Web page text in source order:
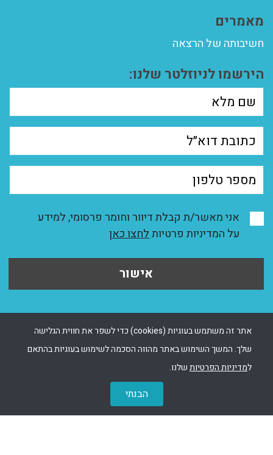
מאמרים
חשיבותה של הרצאה
הירשמו לניוזלטר שלנו:
אני מאשר/ת קבלת דיוור וחומר פרסומי, למידע
על המדיניות פרטיותלחצו כאן
אישור
אתר זה משתמש בעוגיות (cookies) כדי לשפר את חווית הגלישה
שלך. המשך השימוש באתר מהווה הסכמה לשימוש בעוגיות בהתאם
למדיניות הפרטיותשלנו.
הבנתי